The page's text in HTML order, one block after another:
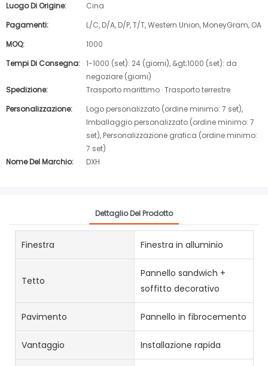
Luogo Di Origine:
Cina
Pagamenti:
L/C, D/A, D/P, T/T, Western Union, MoneyGram, OA
MOQ:
1000
Tempi Di Consegna: 1-1000 (set): 24 (giorni), &gt;1000 (set): da
negoziare (giorni)
Spedizione:
Trasporto marittimo · Trasporto terrestre
Personalizzazione:
Logo personalizzato (ordine minimo: 7 set),
Imballaggio personalizzato (ordine minimo: 7
set), Personalizzazione grafica (ordine minimo:
7 set)
Nome Del Marchio:
DXH
Dettaglio Del Prodotto
Finestra Finestra in alluminio
Tetto
Pannello sandwich +
soffitto decorativo
Pavimento Pannello in fibrocemento
Vantaggio Installazione rapida